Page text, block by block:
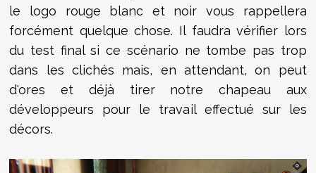
le logo rouge blanc et noir vous rappellera
forcément quelque chose. Il faudra vérifier lors
du test final si ce scénario ne tombe pas trop
dans les clichés mais, en attendant, on peut
d'ores et déjà tirer notre chapeau aux
développeurs pour le travail effectué sur les
décors.